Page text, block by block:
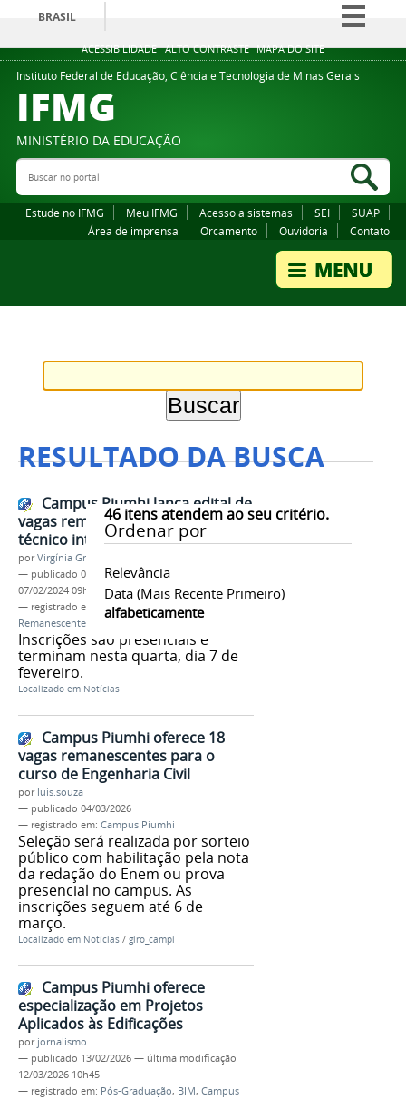
ACESSIBILIDADE ALTO CONTRASTE MAPA DO SITE
BRASIL
Simplifique!
Comunica BR
Legislação
Instituto Federal de Educação, Ciência e Tecnologia de Minas Gerais
IFMG
MINISTÉRIO DA EDUCAÇÃO
Buscar no portal
Estude no IFMG Meu IFMG Acesso a sistemas SEI
SUAP
Área de imprensa
Orcamento Ouvidoria Contato
RESULTADO DA BUSCA
46itens atendem ao seu critério.
Ordenar por
Relevância
Data (mais Recente Primeiro)
alfabeticamente
Campus Piumhi lança edital de
vagas remanescentes em curso
técnico integrado
porVirgínia Graziela Fonseca Barbosa
— publicado 07/02/2024—última modificação
07/02/2024 09h46
— registrado em:
Campus Piumhi
Vagas
Remanescentes
Inscrições são presenciais e
terminam nesta quarta, dia 7 de
fevereiro.
Localizado em Notícias
Campus Piumhi oferece 18
vagas remanescentes para o
curso de Engenharia Civil
por luis.souza
— publicado 04/03/2026
— registrado em: Campus Piumhi
Seleção será realizada por sorteio
público com habilitação pela nota
da redação do Enem ou prova
presencial no campus. As
inscrições seguem até 6 de
março.
Localizado em Notícias / giro_campi
Campus Piumhi oferece
especialização em Projetos
Aplicados às Edificações
por jornalismo
— publicado 13/02/2026 — última modificação
12/03/2026 10h45
— registrado em: Pós-Graduação, BIM, Campus